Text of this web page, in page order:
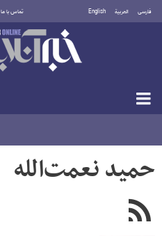
فارسی العربية English تماس با ما
یکشنبه ۱۸ مرداد ۱۴۰۵
حمید نعمت‌الله